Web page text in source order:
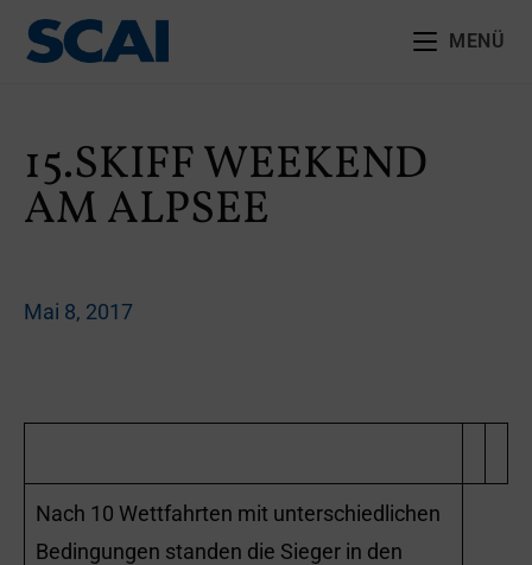
MENÜ
15.SKIFF WEEKEND
AM ALPSEE
Mai 8, 2017
Nach 10 Wettfahrten mit unterschiedlichen
Bedingungen standen die Sieger in den